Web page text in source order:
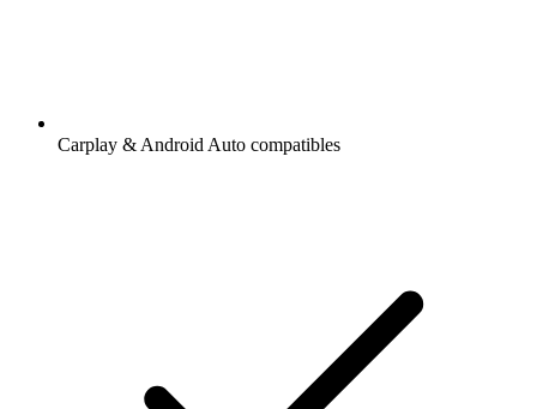
Carplay & Android Auto compatibles